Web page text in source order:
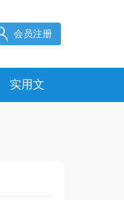
会员注册
实用文